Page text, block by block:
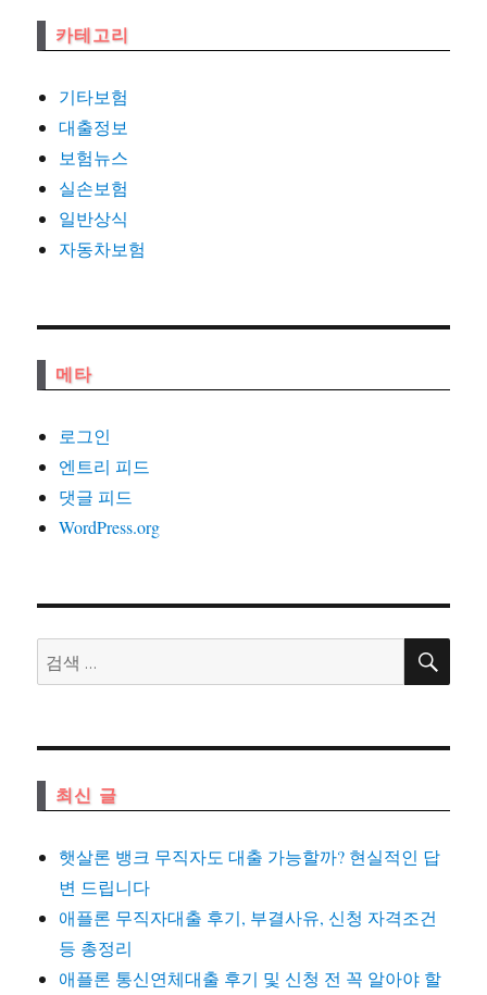
카테고리
기타보험
대출정보
보험뉴스
실손보험
일반상식
자동차보험
메타
로그인
엔트리 피드
댓글 피드
WordPress.org
검
색:
검
최신 글
햇살론 뱅크 무직자도 대출 가능할까? 현실적인 답
변 드립니다
애플론 무직자대출 후기, 부결사유, 신청 자격조건
등 총정리
애플론 통신연체대출 후기 및 신청 전 꼭 알아야 할